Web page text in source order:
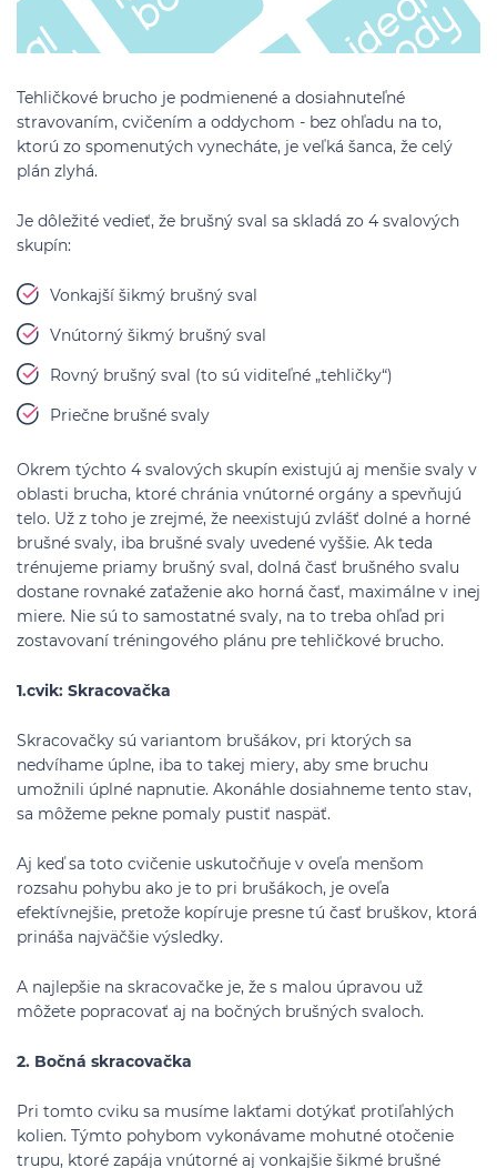
Tehličkové brucho je podmienené a dosiahnuteľné
stravovaním, cvičením a oddychom - bez ohľadu na to,
ktorú zo spomenutých vynecháte, je veľká šanca, že celý
plán zlyhá.
Je dôležité vedieť, že brušný sval sa skladá zo 4 svalových
skupín:
Vonkajší šikmý brušný sval
Vnútorný šikmý brušný sval
Rovný brušný sval (to sú viditeľné „tehličky“)
Priečne brušné svaly
Okrem týchto 4 svalových skupín existujú aj menšie svaly v
oblasti brucha, ktoré chránia vnútorné orgány a spevňujú
telo. Už z toho je zrejmé, že neexistujú zvlášť dolné a horné
brušné svaly, iba brušné svaly uvedené vyššie. Ak teda
trénujeme priamy brušný sval, dolná časť brušného svalu
dostane rovnaké zaťaženie ako horná časť, maximálne v inej
miere. Nie sú to samostatné svaly, na to treba ohľad pri
zostavovaní tréningového plánu pre tehličkové brucho.
1.cvik: Skracovačka
Skracovačky sú variantom brušákov, pri ktorých sa
nedvíhame úplne, iba to takej miery, aby sme bruchu
umožnili úplné napnutie. Akonáhle dosiahneme tento stav,
sa môžeme pekne pomaly pustiť naspäť.
Aj keď sa toto cvičenie uskutočňuje v oveľa menšom
rozsahu pohybu ako je to pri brušákoch, je oveľa
efektívnejšie, pretože kopíruje presne tú časť bruškov, ktorá
prináša najväčšie výsledky.
A najlepšie na skracovačke je, že s malou úpravou už
môžete popracovať aj na bočných brušných svaloch.
2. Bočná skracovačka
Pri tomto cviku sa musíme lakťami dotýkať protiľahlých
kolien. Týmto pohybom vykonávame mohutné otočenie
trupu, ktoré zapája vnútorné aj vonkajšie šikmé brušné